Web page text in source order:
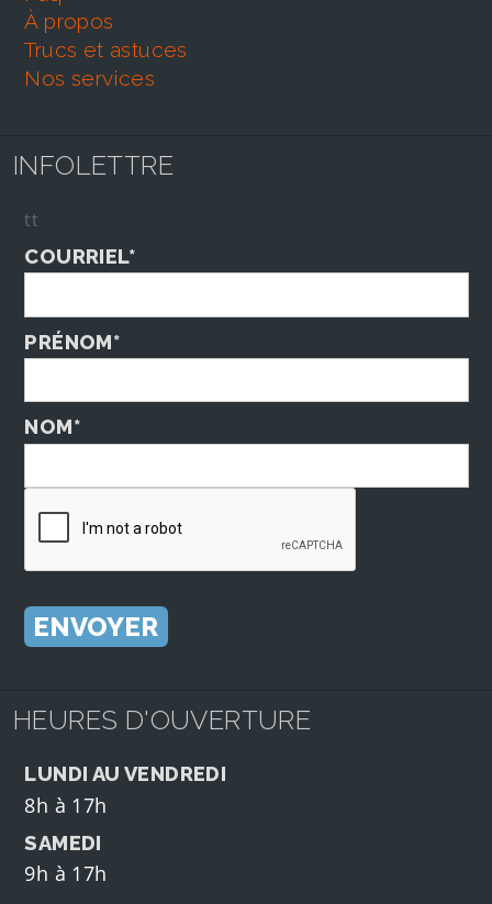
À propos
trucs et astuces
nos services
INFOLETTRE
tt
COURRIEL*
PRÉNOM*
NOM*
HEURES D'OUVERTURE
LUNDI AU VENDREDI
8h à 17h
SAMEDI
9h à 17h